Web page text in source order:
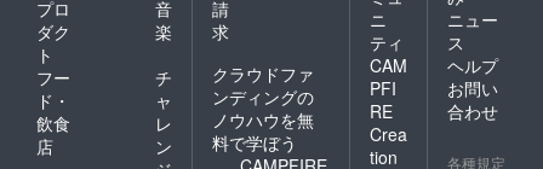
プロ
ダク
ト
音
楽
フー
ド・
飲食
店
チ
ャ
レ
ン
請
求
クラウドファ
ンディングの
ノウハウを無
料で学ぼう
ニ
ティ
CAM
PFI
RE
Crea
tion
ニュー
ス
ヘルプ
お問い
合わせ
各種規定